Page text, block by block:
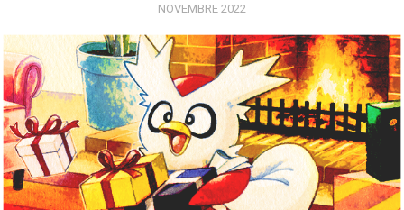
NOVEMBRE 2022